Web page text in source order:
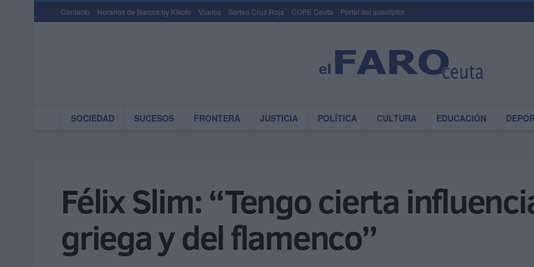
Contacto Horarios de Barcos by Kikoto Vuelos Sorteo Cruz Roja COPE Ceuta Portal del suscriptor
SOCIEDAD SUCESOS FRONTERA JUSTICIA POLÍTICA CULTURA EDUCACIÓN
Félix Slim: “Tengo cierta
griega y del flamenco”